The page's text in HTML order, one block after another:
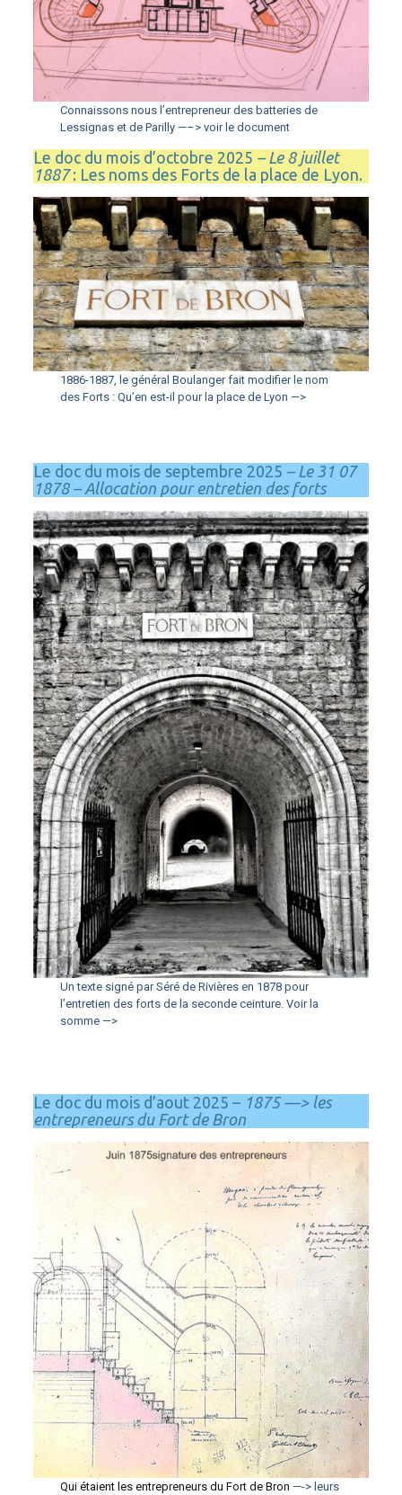
Connaissons nous l’entrepreneur des batteries de
Lessignas et de Parilly —–> voir le document
Le doc du mois d’octobre 2025 – Le 8 juillet
1887: Les noms des Forts de la place de Lyon.
1886-1887, le général Boulanger fait modifier le nom
des Forts : Qu’en est-il pour la place de Lyon —>
Le doc du mois de septembre 2025 – Le 31 07
1878 – Allocation pour entretien des forts
Un texte signé par Séré de Rivières en 1878 pour
l’entretien des forts de la seconde ceinture. Voir la
somme —>
Le doc du mois d’aout 2025 – 1875 —> les
entrepreneurs du Fort de Bron
Qui étaient les entrepreneurs du Fort de Bron —-> leurs